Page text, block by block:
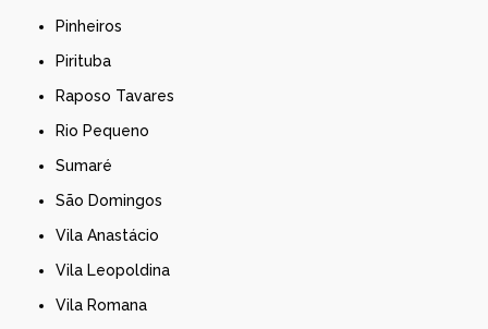
Pinheiros
Pirituba
Raposo Tavares
Rio Pequeno
Sumaré
São Domingos
Vila Anastácio
Vila Leopoldina
Vila Romana